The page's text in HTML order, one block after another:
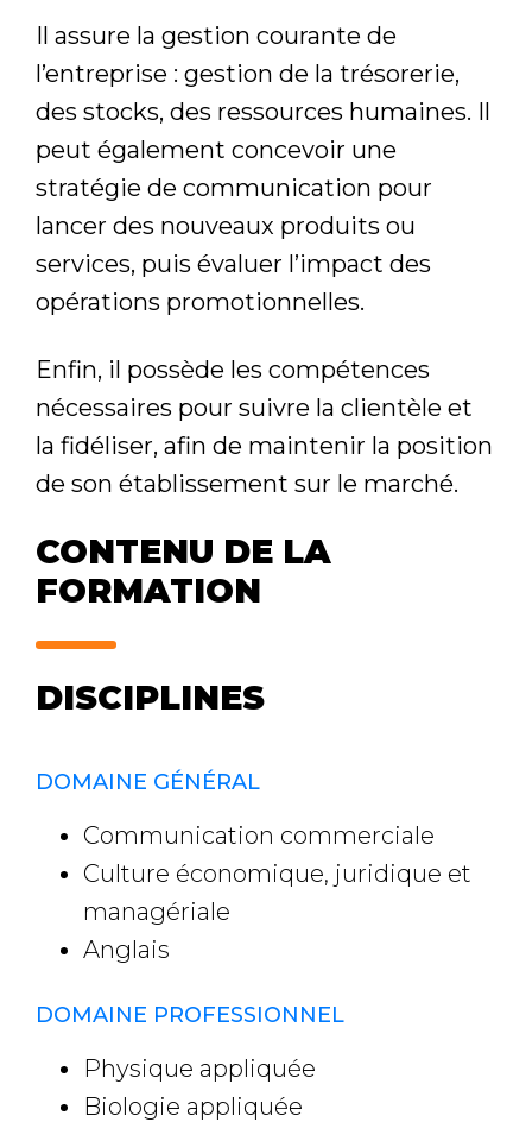
Il assure la gestion courante de
l’entreprise : gestion de la trésorerie,
des stocks, des ressources humaines. Il
peut également concevoir une
stratégie de communication pour
lancer des nouveaux produits ou
services, puis évaluer l’impact des
opérations promotionnelles.
Enfin, il possède les compétences
nécessaires pour suivre la clientèle et
la fidéliser, afin de maintenir la position
de son établissement sur le marché.
CONTENU DE LA
FORMATION
DISCIPLINES
DOMAINE GÉNÉRAL
Communication commerciale
Culture économique, juridique et
managériale
Anglais
DOMAINE PROFESSIONNEL
Physique appliquée
Biologie appliquée